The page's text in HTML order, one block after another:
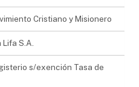
Cristiano y Misionero
S.A.
s/exención Tasa de